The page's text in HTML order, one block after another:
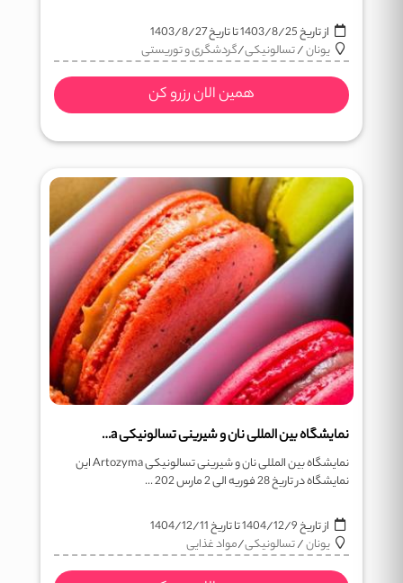
از تاریخ1403/8/25تا تاریخ1403/8/27
یونان/تسالونیکی/گردشگری و توریستی
همین الان رزرو کن
نمایشگاه بین المللی نان و شیرینی تسالونیکی Artozyma
نمایشگاه بین المللی نان و شیرینی تسالونیکی Artozyma این
نمایشگاه در تاریخ 28 فوریه الی 2 مارس 202 ...
از تاریخ1404/12/9تا تاریخ1404/12/11
یونان/تسالونیکی/مواد غذایی